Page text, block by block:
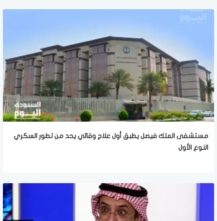
مستشفى الملك فيصل يطبق أول علاج وقائي يحد من تطور السكري
النوع الأول